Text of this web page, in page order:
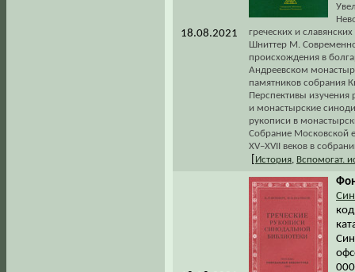
18.08.2021
греческих и
Шниттер М.
происхождения в
Андреевском
памятников собрания
Перспективы изучения
и монастырские
рукописи в
Собрание Московской
XV–XVII веков в
История Вспомогат.